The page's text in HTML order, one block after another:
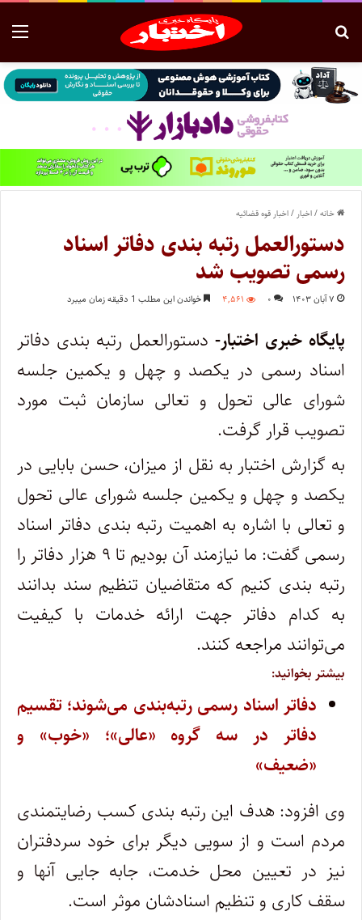
خانه/اخبار /اخبار قوه قضائیه
دستورالعمل رتبه بندی دفاتر اسناد
رسمی تصویب شد
۷ آبان ۱۴۰۳ ۰ ۴,۵۶۱ خواندن این مطلب 1 دقیقه زمان میبرد
پایگاه خبری اختبار- دستورالعمل رتبه بندی دفاتر
اسناد رسمی در یکصد و چهل و یکمین جلسه
شورای عالی تحول و تعالی سازمان ثبت مورد
تصویب قرار گرفت.
به گزارش اختبار به نقل از میزان، حسن بابایی در
یکصد و چهل و یکمین جلسه شورای عالی تحول
و تعالی با اشاره به اهمیت رتبه بندی دفاتر اسناد
رسمی گفت: ما نیازمند آن بودیم تا ۹ هزار دفاتر را
رتبه بندی کنیم که متقاضیان تنظیم سند بدانند
به کدام دفاتر جهت ارائه خدمات با کیفیت
می‌توانند مراجعه کنند.
بیشتر بخوانید:
دفاتر اسناد رسمی رتبه‌بندی می‌شوند؛ تقسیم
دفاتر در سه گروه «عالی»؛ «خوب» و
«ضعیف»
وی افزود: هدف این رتبه بندی کسب رضایتمندی
مردم است و از سویی دیگر برای خود سردفتران
نیز در تعیین محل خدمت، جابه جایی آنها و
سقف کاری و تنظیم اسنادشان موثر است.